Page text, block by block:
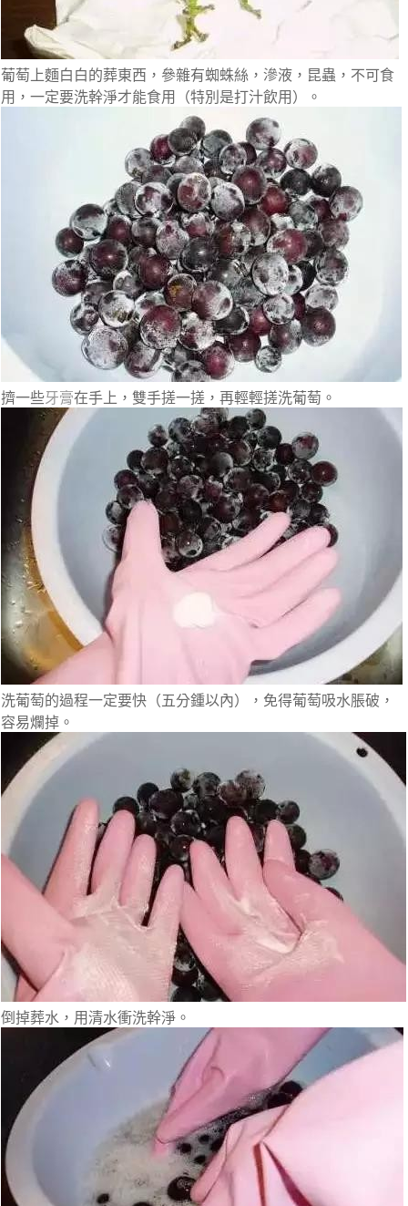
葡萄上麵白白的葬東西，參雜有蜘蛛絲，滲液，昆蟲，不可食
用，一定要洗幹淨才能食用（特別是打汁飲用）。
擠一些牙膏在手上，雙手搓一搓，再輕輕搓洗葡萄。
洗葡萄的過程一定要快（五分鍾以內），免得葡萄吸水脹破，
容易爛掉。
倒掉葬水，用清水衝洗幹淨。